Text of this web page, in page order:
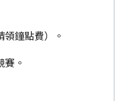
鐘點費）。
。